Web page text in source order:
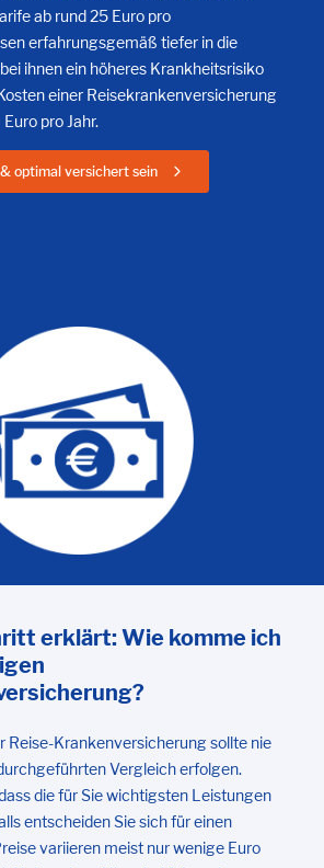
ab rund 25 Euro pro
erfahrungsgemäß tiefer in die
ihnen ein höheres Krankheitsrisiko
einer Reisekrankenversicherung
pro Jahr.
optimal versichert sein
erklärt: Wie komme ich
Reise-Krankenversicherung sollte nie
Vergleich erfolgen.
die für Sie wichtigsten Leistungen
entscheiden Sie sich für einen
variieren meist nur wenige Euro